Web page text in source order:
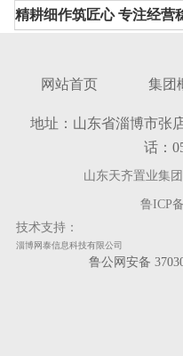
精耕细作筑匠心 专注经
网站首页 集团
地址：山东省淄博市
话：
山东天齐置业集
鲁ICP
技术支持：
淄博网泰信息科技有限公司
鲁公网安备